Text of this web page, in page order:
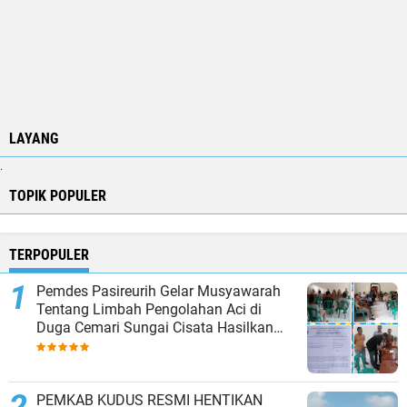
LAYANG
.
TOPIK POPULER
TERPOPULER
Pemdes Pasireurih Gelar Musyawarah
Tentang Limbah Pengolahan Aci di
Duga Cemari Sungai Cisata Hasilkan
Kesepakatan Tutup Sementara
PEMKAB KUDUS RESMI HENTIKAN